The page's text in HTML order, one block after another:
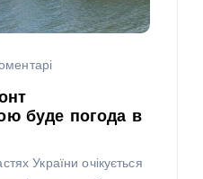
буде погода в
України очікується